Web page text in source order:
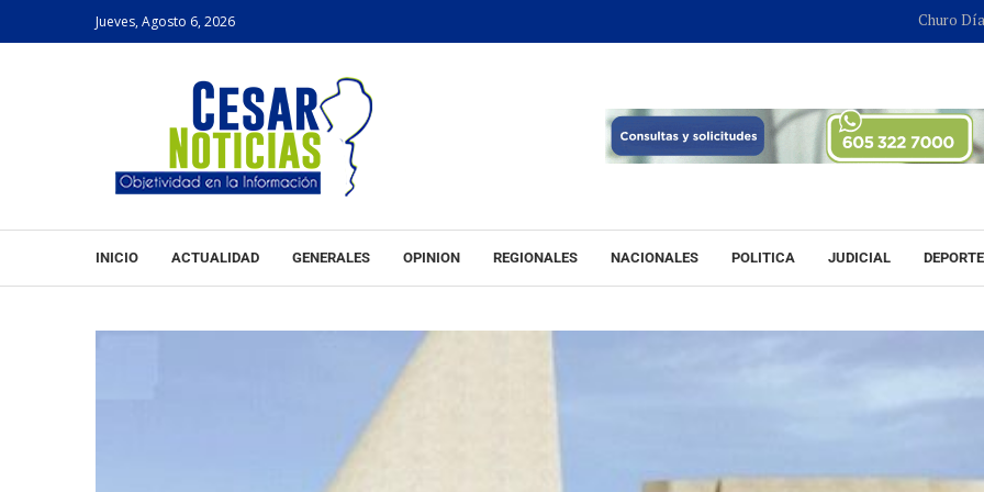
Jueves, Agosto 6, 2026 Churo Díaz
INICIO ACTUALIDAD GENERALES OPINION REGIONALES NACIONALES POLITICA JUDICIAL